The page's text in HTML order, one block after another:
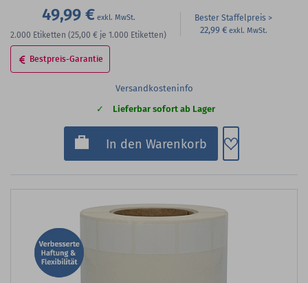
49,99 €
2.000 Etiketten (25,00 € je 1.000 Etiketten)
Bester Staffelpreis
22,99 €
Bestpreis-Garantie
Versandkosteninfo
Lieferbar sofort ab Lager
In den Warenkorb Zum